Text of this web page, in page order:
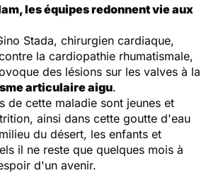
les équipes redonnent vie aux
Stada, chirurgien cardiaque,
la cardiopathie rhumatismale,
des lésions sur les valves à la
articulaire aigu.
de cette maladie sont jeunes et
ainsi dans cette goutte d'eau
du désert, les enfants et
il ne reste que quelques mois à
d'un avenir.